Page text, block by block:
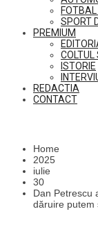
FOTBAL
SPORT
PREMIUM
COLTUL
ISTORIE
REDACTIA
CONTACT
Home
2025
iulie
30
Dan Petrescu
dăruire putem